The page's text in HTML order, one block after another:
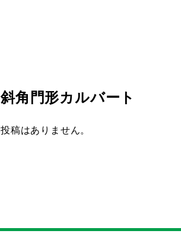
斜角門形カルバート
投稿はありません。